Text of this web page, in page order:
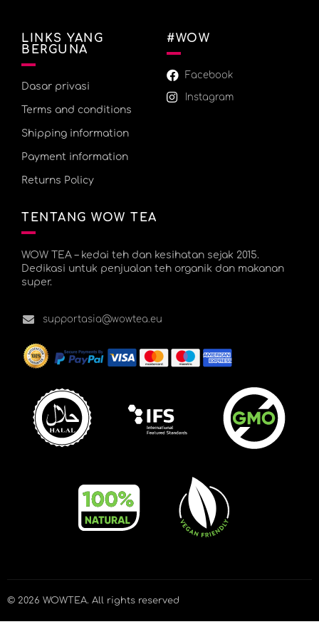
LINKS YANG
BERGUNA
Dasar privasi
Terms and conditions
Shipping information
Payment information
Returns Policy
#WOW
Facebook
Instagram
TENTANG WOW TEA
WOW TEA – kedai teh dan kesihatan sejak 2015.
Dedikasi untuk penjualan teh organik dan makanan
super.
supportasia@wowtea.eu
© 2026 WOWTEA. All rights reserved